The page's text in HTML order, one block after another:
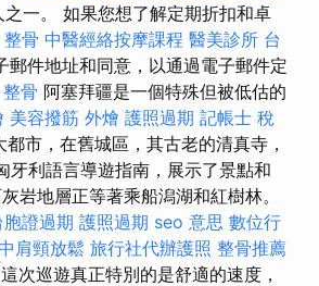
一。 如果您想了解定期折扣和卓
骨 中醫經絡按摩課程 醫美診所 台
郵件地址和同意，以通過電子郵件定
骨 阿塞拜疆是一個特殊但被低估的
美容撥筋 外燴 護照過期 記帳士 稅
市，在舊城區，其古老的清真寺，
牙利語言導遊指南，展示了景點和
岩地層正等著乘船潟湖和紅樹林。
胞證過期 護照過期 seo 意思 數位行
肩頸放鬆 旅行社代辦護照 整骨推薦
次巡遊真正特別的是舒適的速度，